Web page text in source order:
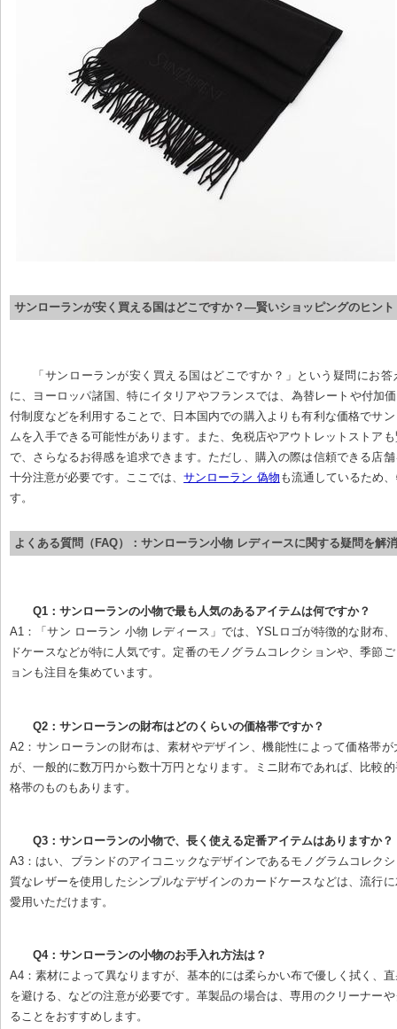
サンローランが安く買える国はどこですか？—賢いショッピングのヒント
「サンローランが安く買える国はどこですか？」という疑問にお
に、ヨーロッパ諸国、特にイタリアやフランスでは、為替レートや付加
付制度などを利用することで、日本国内での購入よりも有利な価格でサ
ムを入手できる可能性があります。また、免税店やアウトレットストア
で、さらなるお得感を追求できます。ただし、購入の際は信頼できる店
十分注意が必要です。ここでは、サンローラン 偽物 も流通しているため
す。
よくある質問（FAQ）：サンローラン小物 レディースに関する疑問を解消
Q1：サンローランの小物で最も人気のあるアイテムは何ですか？
A1：「サン ローラン 小物 レディース」では、YSLロゴが特徴的な財布
ドケースなどが特に人気です。定番のモノグラムコレクションや、季節
ョンも注目を集めています。
Q2：サンローランの財布はどのくらいの価格帯ですか？
A2：サンローランの財布は、素材やデザイン、機能性によって価格帯
が、一般的に数万円から数十万円となります。ミニ財布であれば、比較
格帯のものもあります。
Q3：サンローランの小物で、長く使える定番アイテムはありますか？
A3：はい、ブランドのアイコニックなデザインであるモノグラムコレク
質なレザーを使用したシンプルなデザインのカードケースなどは、流行
愛用いただけます。
Q4：サンローランの小物のお手入れ方法は？
A4：素材によって異なりますが、基本的には柔らかい布で優しく拭く、
を避ける、などの注意が必要です。革製品の場合は、専用のクリーナー
ることをおすすめします。